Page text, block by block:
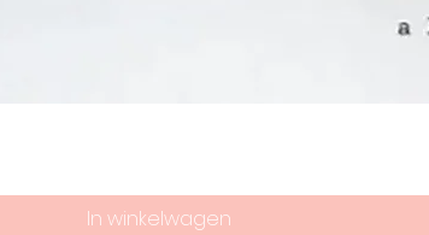
In winkelwagen